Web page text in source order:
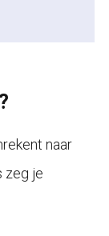
naar
zeg je